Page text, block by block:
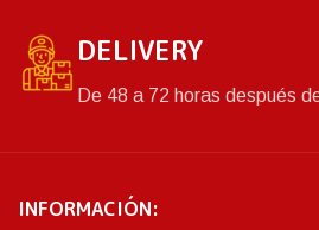
DELIVERY
De 48 a 72 horas después
INFORMACIÓN: